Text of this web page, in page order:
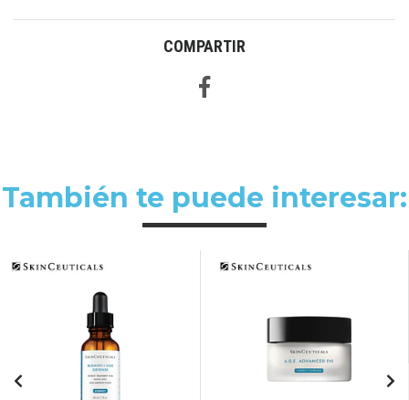
COMPARTIR
También te puede interesar: